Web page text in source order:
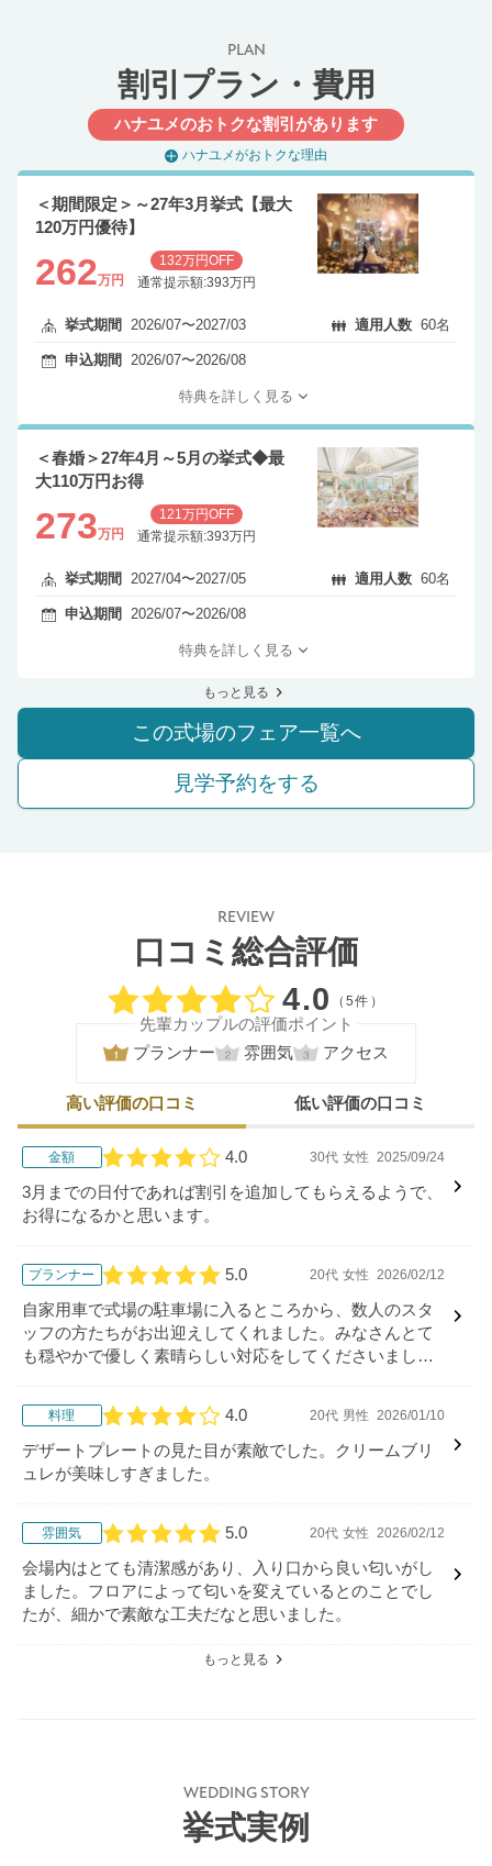
PLAN
割引プラン・費用
ハナユメのおトクな割引があります
ハナユメがおトクな理由
＜期間限定＞～27年3月挙式【最大
120万円優待】
262万円
132万円OFF
通常提示額:393万円
挙式期間 2026/07〜2027/03 適用人数 60名
申込期間 2026/07〜2026/08
特典を詳しく見る
＜春婚＞27年4月～5月の挙式◆最
大110万円お得
273万円
121万円OFF
通常提示額:393万円
挙式期間 2027/04〜2027/05 適用人数 60名
申込期間 2026/07〜2026/08
特典を詳しく見る
もっと見る
この式場のフェア一覧へ
見学予約をする
REVIEW
口コミ総合評価
口コミ評価
4.0 （5件）
先輩カップルの評価ポイント
プランナー
雰囲気 アクセス
高い評価の口コミ 低い評価の口コミ
金額
口コミ評価
4.0 30代 女性 2025/09/24
3月までの日付であれば割引を追加してもらえるようで、
お得になるかと思います。
プランナー
口コミ評価
5.0 20代 女性 2026/02/12
自家用車で式場の駐車場に入るところから、数人のスタ
ッフの方たちがお出迎えしてくれました。みなさんとて
も穏やかで優しく素晴らしい対応をしてくださいまし
料理
口コミ評価
4.0 20代 男性 2026/01/10
デザートプレートの見た目が素敵でした。クリームブリ
ュレが美味しすぎました。
雰囲気
口コミ評価
5.0 20代 女性 2026/02/12
会場内はとても清潔感があり、入り口から良い匂いがし
ました。フロアによって匂いを変えているとのことでし
たが、細かで素敵な工夫だなと思いました。
もっと見る
WEDDING STORY
挙式実例